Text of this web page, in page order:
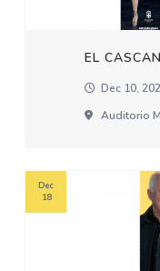
EL
Dec 10,
Auditorio
Dec
18